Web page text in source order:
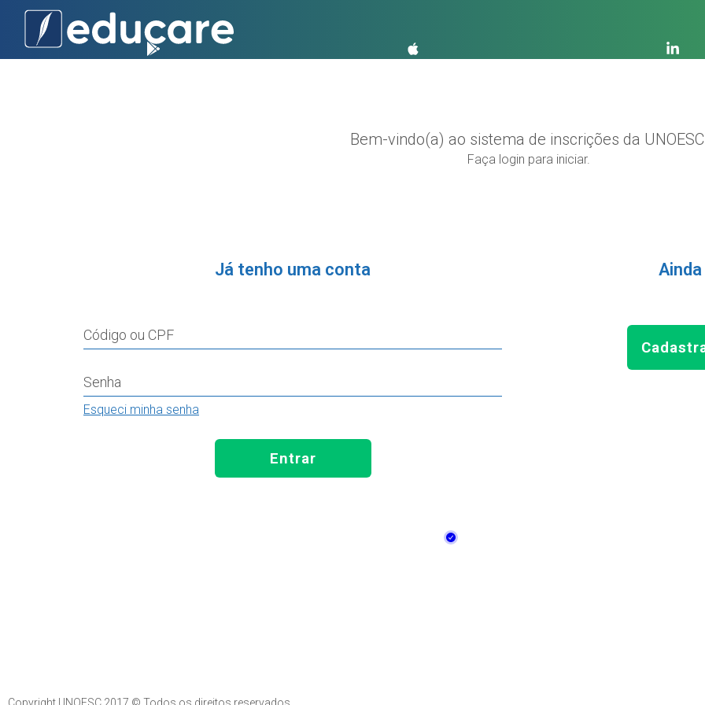
Bem-vindo(a) ao sistema de inscrições da
Faça login para iniciar.
Já tenho uma conta
Código ou CPF
Senha
Esqueci minha senha
Entrar